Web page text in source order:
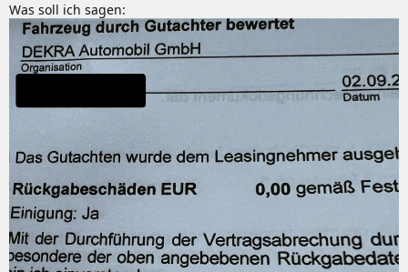
Was soll ich sagen: